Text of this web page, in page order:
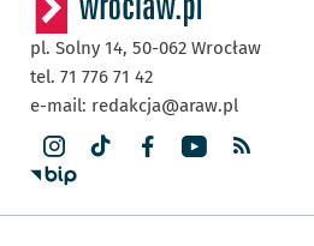
pl. Solny 14, 50-062 Wrocław
tel. 71 776 71 42
e-mail: redakcja@araw.pl